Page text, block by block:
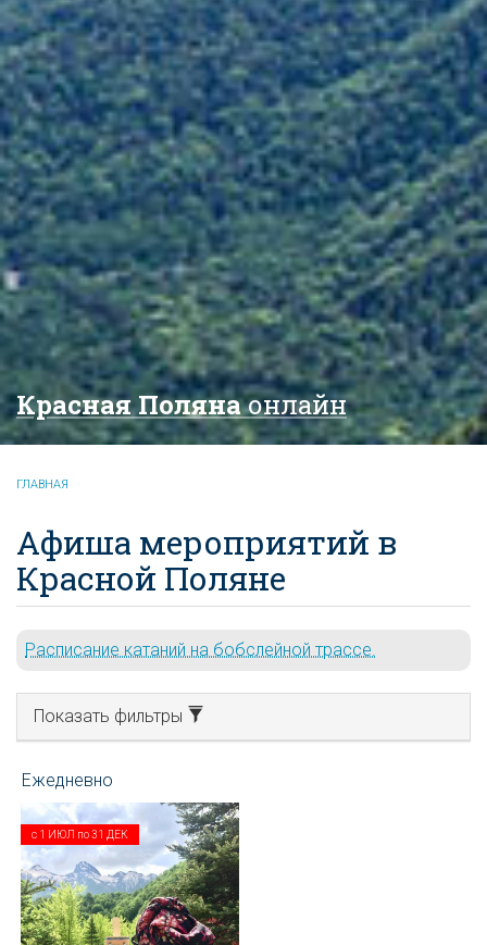
Красная Полянаонлайн
ГЛАВНАЯ
Афиша мероприятий в
Красной Поляне
Расписание катаний на бобслейной трассе.
Показать фильтры
с 1 ИЮЛ по31 ДЕК